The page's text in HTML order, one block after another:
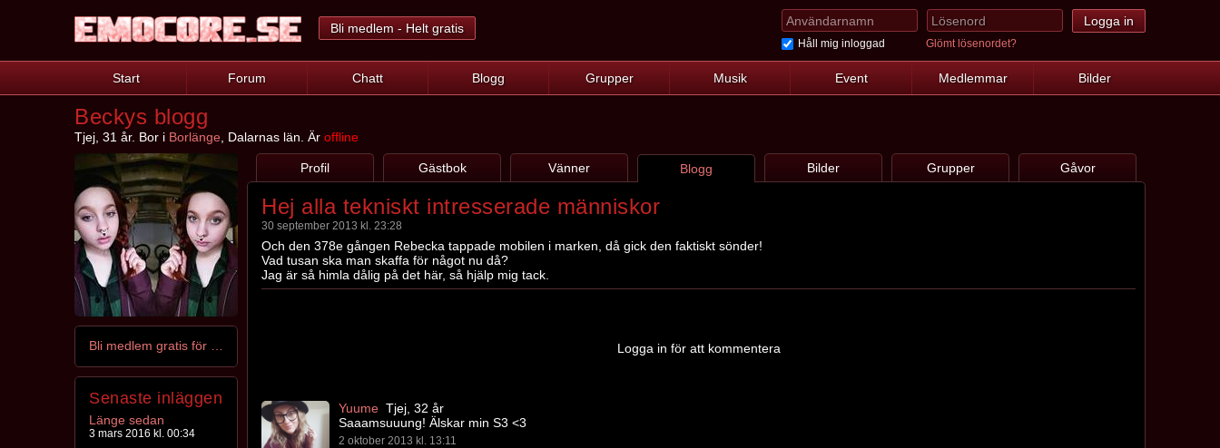
Bli medlem - Helt gratis
Håll mig inloggad Glömt lösenordet?
Start Forum Chatt Blogg Grupper Musik Event Medlemmar Bilder
Beckys blogg
Tjej, 31 år. Bor i Borlänge , Dalarnas län. Är offline
Senaste inläggen
Länge sedan
3 mars 2016 kl. 00:34
Profil Gästbok Vänner Blogg Bilder Grupper Gåvor
Hej alla tekniskt intresserade människor
30 september 2013 kl. 23:28
Och den 378e gången Rebecka tappade mobilen i marken, då gick den faktiskt sönder!
Vad tusan ska man skaffa för något nu då?
Jag är så himla dålig på det här, så hjälp mig tack.
Logga in för att kommentera
Yuume Tjej, 32 år
Saaamsuuung! Älskar min S3 <3
2 oktober 2013 kl. 13:11